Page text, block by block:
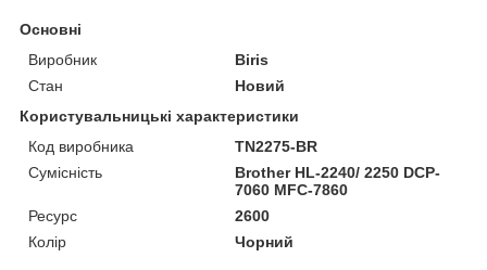
Основні
Виробник
Biris
Стан
Новий
Користувальницькі характеристики
Код виробника
TN2275-BR
Сумісність
Brother HL-2240/ 2250 DCP-
7060 MFC-7860
Ресурс
2600
Колір
Чорний